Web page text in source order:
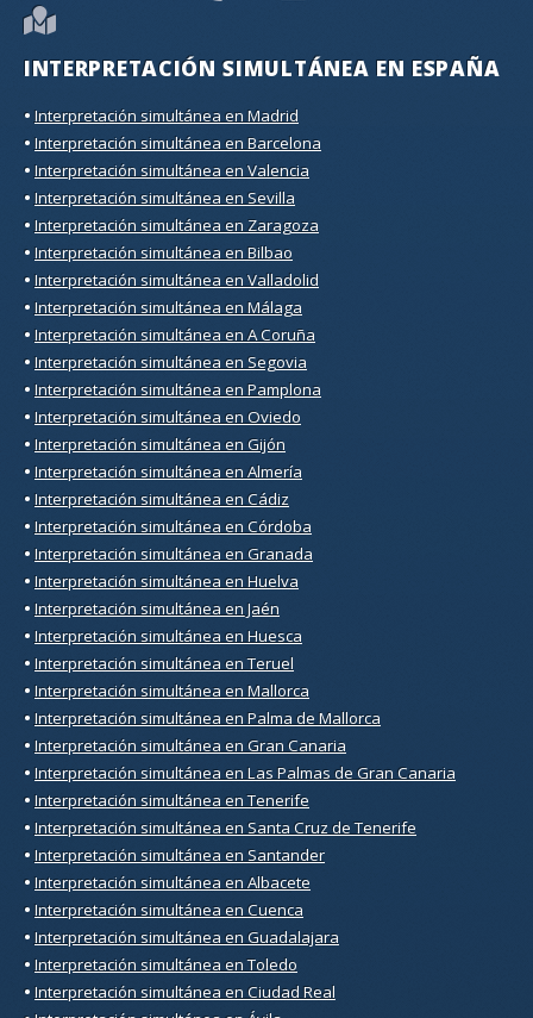
INTERPRETACIÓN SIMULTÁNEA EN ESPAÑA
• Interpretación simultánea en Madrid
• Interpretación simultánea en Barcelona
• Interpretación simultánea en Valencia
• Interpretación simultánea en Sevilla
• Interpretación simultánea en Zaragoza
• Interpretación simultánea en Bilbao
• Interpretación simultánea en Valladolid
• Interpretación simultánea en Málaga
• Interpretación simultánea en A Coruña
• Interpretación simultánea en Segovia
• Interpretación simultánea en Pamplona
• Interpretación simultánea en Oviedo
• Interpretación simultánea en Gijón
• Interpretación simultánea en Almería
• Interpretación simultánea en Cádiz
• Interpretación simultánea en Córdoba
• Interpretación simultánea en Granada
• Interpretación simultánea en Huelva
• Interpretación simultánea en Jaén
• Interpretación simultánea en Huesca
• Interpretación simultánea en Teruel
• Interpretación simultánea en Mallorca
• Interpretación simultánea en Palma de Mallorca
• Interpretación simultánea en Gran Canaria
• Interpretación simultánea en Las Palmas de Gran Canaria
• Interpretación simultánea en Tenerife
• Interpretación simultánea en Santa Cruz de Tenerife
• Interpretación simultánea en Santander
• Interpretación simultánea en Albacete
• Interpretación simultánea en Cuenca
• Interpretación simultánea en Guadalajara
• Interpretación simultánea en Toledo
• Interpretación simultánea en Ciudad Real